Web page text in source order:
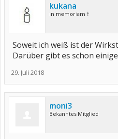
kukana
in memoriam †
Soweit ich weiß ist der
Darüber gibt es schon
29. Juli 2018
moni3
Bekanntes Mitglied